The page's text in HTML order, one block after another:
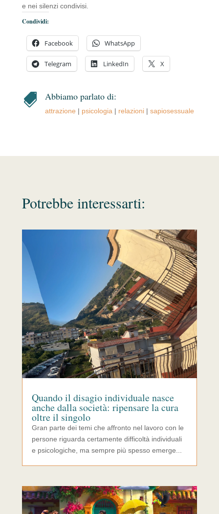
e nei silenzi condivisi.
Condividi:
Facebook WhatsApp
Telegram LinkedIn X
 Abbiamo parlato di:
attrazione | psicologia | relazioni| sapiosessuale
Potrebbe interessarti:
Quando il disagio individuale nasce
anche dalla società: ripensare la cura
oltre il singolo
Gran parte dei temi che affronto nel lavoro con le
persone riguarda certamente difficoltà individuali
e psicologiche, ma sempre più spesso emerge...